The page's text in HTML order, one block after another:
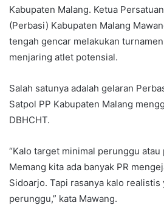
Kabupaten Malang. Ketua
(Perbasi) Kabupaten Malang
tengah gencar melakukan
menjaring atlet potensial.
Salah satunya adalah gelaran
Satpol PP Kabupaten Malang
DBHCHT.
“Kalo target minimal perunggu atau
Memang kita ada banyak PR
Sidoarjo. Tapi rasanya kalo realistis
perunggu,” kata Mawang.